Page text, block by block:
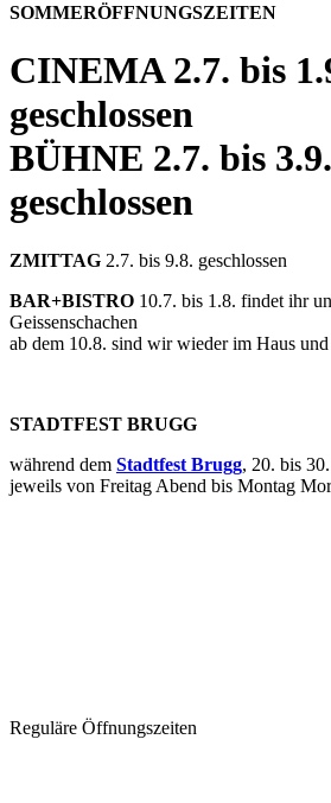
SOMMERÖFFNUNGSZEITEN
CINEMA2.7. bis
geschlossen
BÜHNE 2.7. bis 3.9.
geschlossen
ZMITTAG 2.7. bis 9.8. geschlossen
BAR+BISTRO 10.7. bis 1.8. findet ihr
Geissenschachen
ab dem 10.8. sind wir wieder im Haus
STADTFEST BRUGG
während dem Stadtfest Brugg, 20. bis
jeweils von Freitag Abend bis Montag
Reguläre Öffnungszeiten